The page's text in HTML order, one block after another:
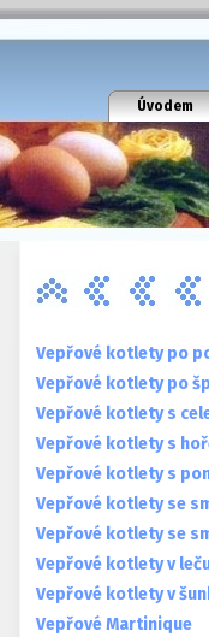
Úvodem
Vepřové kotlety po
Vepřové kotlety po
Vepřové kotlety s
Vepřové kotlety s
Vepřové kotlety s
Vepřové kotlety se
Vepřové kotlety se
Vepřové kotlety v
Vepřové kotlety v
Vepřové Martinique